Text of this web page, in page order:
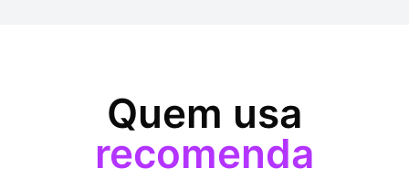
Quem usa
recomenda